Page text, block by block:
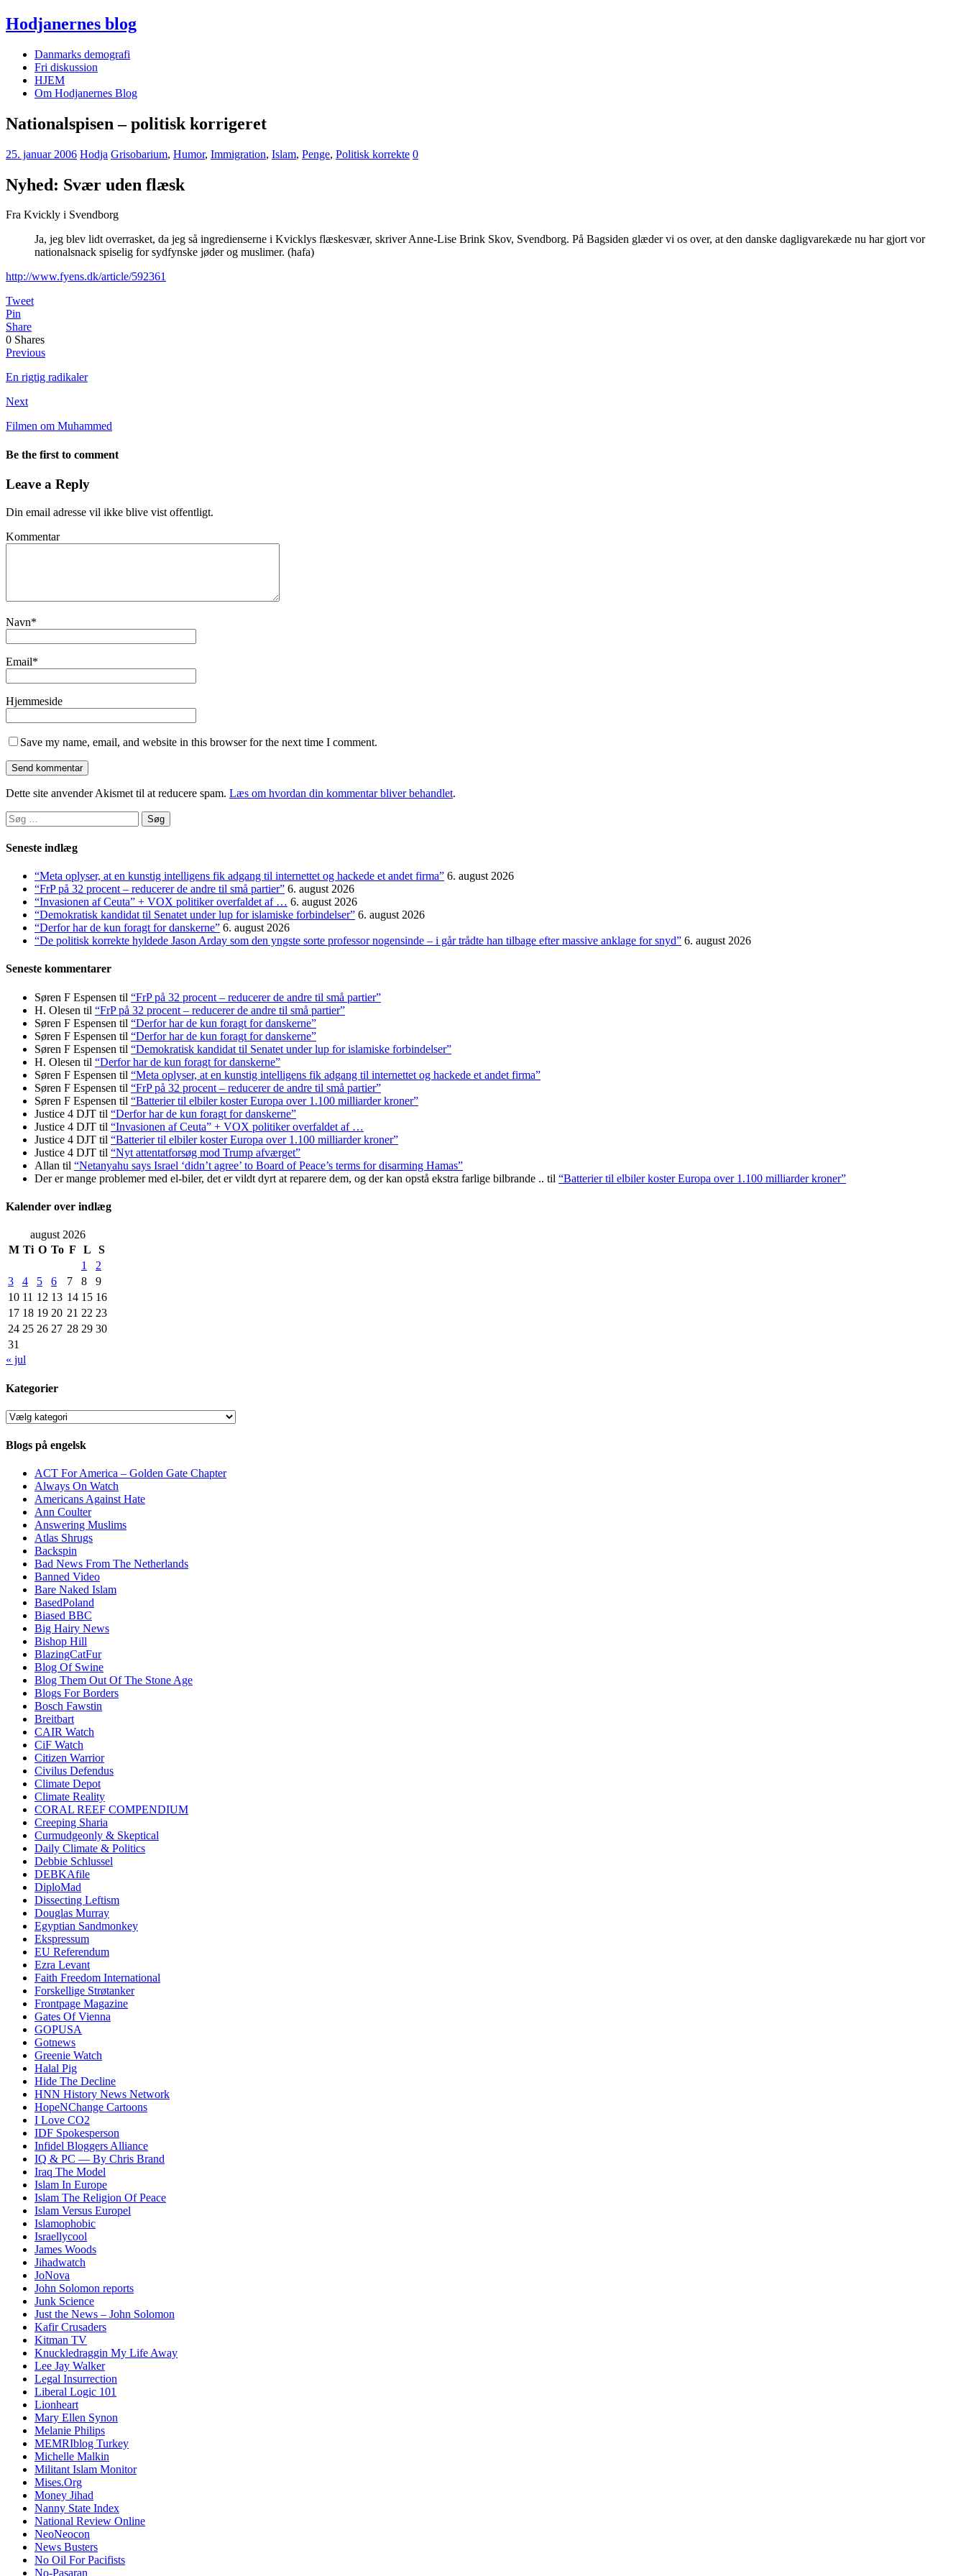
Hodjanernes blog
Danmarks demografi
Fri diskussion
HJEM
Om Hodjanernes Blog
Nationalspisen – politisk korrigeret
25. januar 2006 Hodja Grisobarium, Humor, Immigration, Islam, Penge, Politisk korrekte 0
Nyhed: Svær uden flæsk
Fra Kvickly i Svendborg
Ja, jeg blev lidt overrasket, da jeg så ingredienserne i Kvicklys flæskesvær, skriver Anne-Lise Brink Skov, Svendborg. På Bagsiden glæder vi os over, at den danske dagligvarekæde nu har gjort vor
nationalsnack spiselig for sydfynske jøder og muslimer. (hafa)
http://www.fyens.dk/article/592361
Tweet
Pin
Share
0 Shares
Previous
En rigtig radikaler
Next
Filmen om Muhammed
Be the first to comment
Leave a Reply
Din email adresse vil ikke blive vist offentligt.
Kommentar
Navn*
Email*
Hjemmeside
Save my name, email, and website in this browser for the next time I comment.
Dette site anvender Akismet til at reducere spam. Læs om hvordan din kommentar bliver behandlet.
Søg
efter:
Seneste indlæg
“Meta oplyser, at en kunstig intelligens fik adgang til internettet og hackede et andet firma” 6. august 2026
“FrP på 32 procent – reducerer de andre til små partier” 6. august 2026
“Invasionen af Ceuta” + VOX politiker overfaldet af … 6. august 2026
“Demokratisk kandidat til Senatet under lup for islamiske forbindelser” 6. august 2026
“Derfor har de kun foragt for danskerne” 6. august 2026
“De politisk korrekte hyldede Jason Arday som den yngste sorte professor nogensinde – i går trådte han tilbage efter massive anklage for snyd” 6. august 2026
Seneste kommentarer
Søren F Espensen til “FrP på 32 procent – reducerer de andre til små partier”
H. Olesen til “FrP på 32 procent – reducerer de andre til små partier”
Søren F Espensen til “Derfor har de kun foragt for danskerne”
Søren F Espensen til “Derfor har de kun foragt for danskerne”
Søren F Espensen til “Demokratisk kandidat til Senatet under lup for islamiske forbindelser”
H. Olesen til “Derfor har de kun foragt for danskerne”
Søren F Espensen til “Meta oplyser, at en kunstig intelligens fik adgang til internettet og hackede et andet firma”
Søren F Espensen til “FrP på 32 procent – reducerer de andre til små partier”
Søren F Espensen til “Batterier til elbiler koster Europa over 1.100 milliarder kroner”
Justice 4 DJT til “Derfor har de kun foragt for danskerne”
Justice 4 DJT til “Invasionen af Ceuta” + VOX politiker overfaldet af …
Justice 4 DJT til “Batterier til elbiler koster Europa over 1.100 milliarder kroner”
Justice 4 DJT til “Nyt attentatforsøg mod Trump afværget”
Allan til “Netanyahu says Israel ‘didn’t agree’ to Board of Peace’s terms for disarming Hamas”
Der er mange problemer med el-biler, det er vildt dyrt at reparere dem, og der kan opstå ekstra farlige bilbrande .. til “Batterier til elbiler koster Europa over 1.100 milliarder kroner”
Kalender over indlæg
august 2026
M Ti O To F L
S
1
2
3
4 5 6 7 8
9
10 11 12 13 14 15 16
17 18 19 20 21 22 23
24 25 26 27 28 29 30
31
« jul
Kategorier
Kategorier
Blogs på engelsk
ACT For America – Golden Gate Chapter
Always On Watch
Americans Against Hate
Ann Coulter
Answering Muslims
Atlas Shrugs
Backspin
Bad News From The Netherlands
Banned Video
Bare Naked Islam
BasedPoland
Biased BBC
Big Hairy News
Bishop Hill
BlazingCatFur
Blog Of Swine
Blog Them Out Of The Stone Age
Blogs For Borders
Bosch Fawstin
Breitbart
CAIR Watch
CiF Watch
Citizen Warrior
Civilus Defendus
Climate Depot
Climate Reality
CORAL REEF COMPENDIUM
Creeping Sharia
Curmudgeonly & Skeptical
Daily Climate & Politics
Debbie Schlussel
DEBKAfile
DiploMad
Dissecting Leftism
Douglas Murray
Egyptian Sandmonkey
Ekspressum
EU Referendum
Ezra Levant
Faith Freedom International
Forskellige Strøtanker
Frontpage Magazine
Gates Of Vienna
GOPUSA
Gotnews
Greenie Watch
Halal Pig
Hide The Decline
HNN History News Network
HopeNChange Cartoons
I Love CO2
IDF Spokesperson
Infidel Bloggers Alliance
IQ & PC — By Chris Brand
Iraq The Model
Islam In Europe
Islam The Religion Of Peace
Islam Versus Europel
Islamophobic
Israellycool
James Woods
Jihadwatch
JoNova
John Solomon reports
Junk Science
Just the News – John Solomon
Kafir Crusaders
Kitman TV
Knuckledraggin My Life Away
Lee Jay Walker
Legal Insurrection
Liberal Logic 101
Lionheart
Mary Ellen Synon
Melanie Philips
MEMRIblog Turkey
Michelle Malkin
Militant Islam Monitor
Mises.Org
Money Jihad
Nanny State Index
National Review Online
NeoNeocon
News Busters
No Oil For Pacifists
No-Pasaran